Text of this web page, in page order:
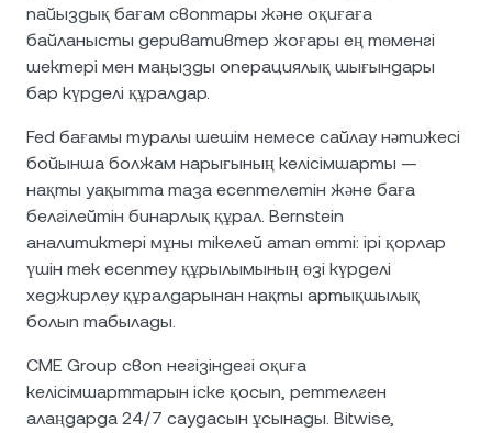
пайыздық бағам своптары және оқиғаға
байланысты деривативтер жоғары ең төменгі
шектері мен маңызды операциялық шығындары
бар күрделі құралдар.
Fed бағамы туралы шешім немесе сайлау нәтижесі
бойынша болжам нарығының келісімшарты —
нақты уақытта таза есептелетін және баға
белгілейтін бинарлық құрал. Bernstein
аналитиктері мұны тікелей атап өтті: ірі қорлар
үшін тек есептеу құрылымының өзі күрделі
хеджирлеу құралдарынан нақты артықшылық
болып табылады.
CME Group своп негізіндегі оқиға
келісімшарттарын іске қосып, реттелген
алаңдарда 24/7 саудасын ұсынады. Bitwise,